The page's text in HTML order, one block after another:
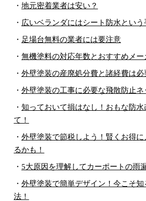
・ 地元密着業者は安い？
・ 広いベランダにはシート防水という
・ 足場台無料の業者には要注意
・ 無機塗料の対応年数とおすすめメー
・ 外壁塗装の産廃処分費と諸経費は必
・ 外壁塗装の工事に必要な飛散防止ネ
・ 知っておいて損はなし！おもな防
て！
・ 外壁塗装で節税しよう！賢くお得に
るかも！
・ 5大原因を理解してカーポートの雨
・ 外壁塗装で簡単デザイン！今こそ
法！